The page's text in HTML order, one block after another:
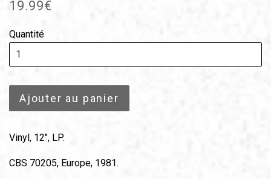
19.99€
Quantité
Ajouter au panier
Vinyl, 12", LP.
CBS 70205, Europe, 1981.